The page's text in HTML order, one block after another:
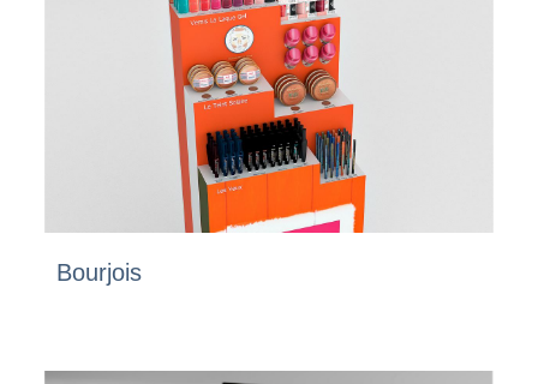
Bourjois